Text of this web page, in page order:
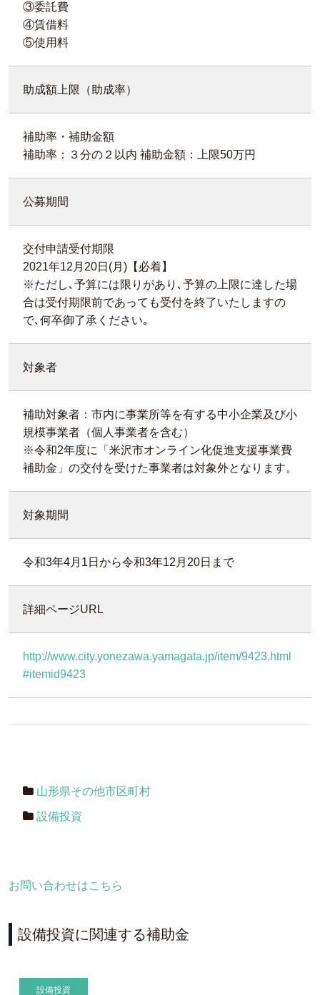
③委託費
④賃借料
⑤使用料
助成額上限（助成率）
補助率・補助金額
補助率：３分の２以内 補助金額：上限50万円
公募期間
交付申請受付期限
2021年12月20日(月)【必着】
※ただし､予算には限りがあり､予算の上限に達した場
合は受付期限前であっても受付を終了いたしますの
で､何卒御了承ください｡
対象者
補助対象者：市内に事業所等を有する中小企業及び小
規模事業者（個人事業者を含む）
※令和2年度に「米沢市オンライン化促進支援事業費
補助金」の交付を受けた事業者は対象外となります。
対象期間
令和3年4月1日から令和3年12月20日まで
詳細ページURL
http://www.city.yonezawa.yamagata.jp/item/9423.html
#itemid9423
山形県その他市区町村
設備投資
お問い合わせはこちら
設備投資に関連する補助金
設備投資